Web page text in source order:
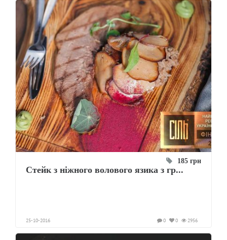
185 грн
Стейк з ніжного волового язика з гр...
25-10-2016 2956
0
0